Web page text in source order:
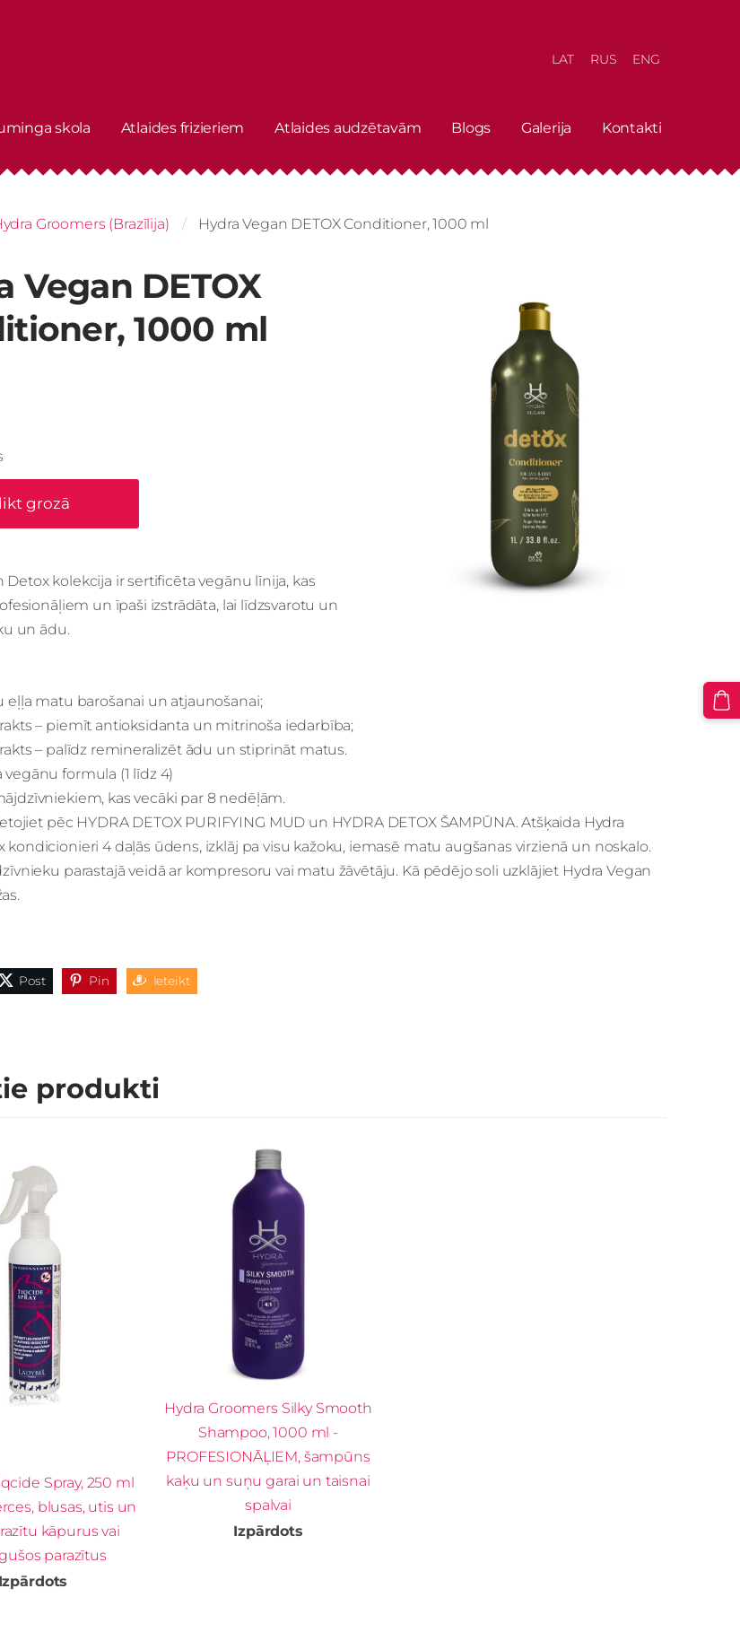
skola Atlaides frizieriem Atlaides audzētavām Blogs Galerija Kontakti
LAT RUS ENG
Groomers (Brazīlija) Hydra Vegan DETOX Conditioner, 1000 ml
Vegan DETOX
1000 ml
grozā
Detox kolekcija ir sertificēta vegānu līnija, kas
un īpaši izstrādāta, lai līdzsvarotu un
un ādu.
eļļa matu barošanai un atjaunošanai;
– piemīt antioksidanta un mitrinoša iedarbība;
– palīdz remineralizēt ādu un stiprināt matus.
formula (1 līdz 4)
kas vecāki par 8 nedēļām.
pēc HYDRA DETOX PURIFYING MUD un HYDRA DETOX ŠAMPŪNA. Atšķaida Hydra
kondicionieri 4 daļās ūdens, izklāj pa visu kažoku, iemasē matu augšanas virzienā un noskalo.
parastajā veidā ar kompresoru vai matu žāvētāju. Kā pēdējo soli uzklājiet Hydra Vegan
Post Pin Ieteikt
produkti
Spray, 250 ml
blusas, utis un
kāpurus vai
parazītus
Izpārdots
Hydra Groomers Silky Smooth
Shampoo, 1000 ml -
PROFESIONĀĻIEM, šampūns
kaķu un suņu garai un taisnai
spalvai
Izpārdots